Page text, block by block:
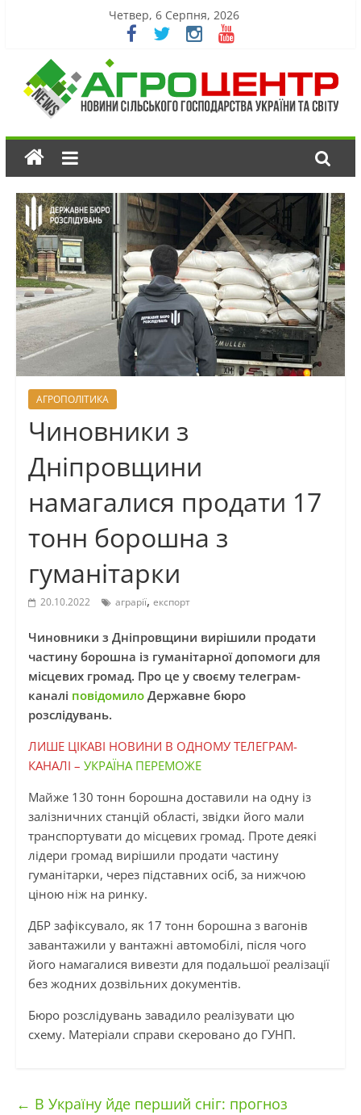
Четвер, 6 Серпня, 2026
АГРОПОЛІТИКА
Чиновники з
Дніпровщини
намагалися продати 17
тонн борошна з
гуманітарки
20.10.2022 аграрії, експорт
Чиновники з Дніпровщини вирішили продати
частину борошна із гуманітарної допомоги для
місцевих громад. Про це у своєму телеграм-
каналі повідомилоДержавне бюро
розслідувань.
ЛИШЕ ЦІКАВІ НОВИНИ В ОДНОМУ ТЕЛЕГРАМ-
КАНАЛІ – УКРАЇНА ПЕРЕМОЖЕ
Майже 130 тонн борошна доставили на одну із
залізничних станцій області, звідки його мали
транспортувати до місцевих громад. Проте деякі
лідери громад вирішили продати частину
гуманітарки, через підставних осіб, за нижчою
ціною ніж на ринку.
ДБР зафіксувало, як 17 тонн борошна з вагонів
завантажили у вантажні автомобілі, після чого
його намагалися вивезти для подальшої реалізації
без жодних дозвільних документів.
Бюро розслідувань завадило реалізувати цю
схему. Матеріали справи скеровано до ГУНП.
← В Україну йде перший сніг: прогноз